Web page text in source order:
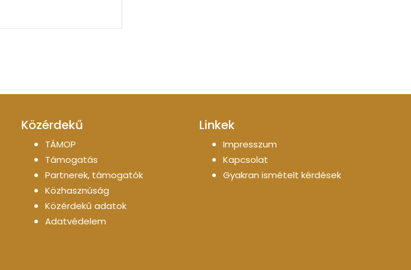
Közérdekű
TÁMOP
Támogatás
Partnerek, támogatók
Közhasznúság
Közérdekű adatok
Adatvédelem
Linkek
Impresszum
Kapcsolat
Gyakran ismételt kérdések